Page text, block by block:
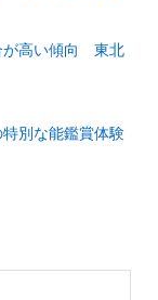
が高い傾向 東北
別な能鑑賞体験